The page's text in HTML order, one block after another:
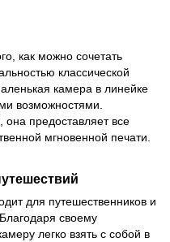
как можно сочетать
классической
камера в линейке
возможностями.
предоставляет все
мгновенной печати.
для путешественников и
своему
легко взять с собой в